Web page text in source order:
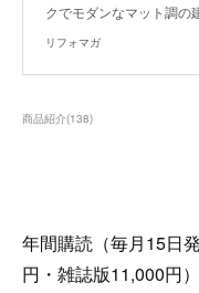
クでモダンなマット調
リフォマガ
商品紹介(138)
年間購読（毎月15日
円・雑誌版11,000円